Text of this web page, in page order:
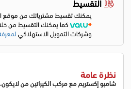
يمكنك تقسيط مشترياتك من موقع
كما يمكنك التقسيط من
وشركات التمويل الاستهلاكي
نظرة عامة
شامبو إكستريم مع مركب الكيراتين من لايكون، 500 مل